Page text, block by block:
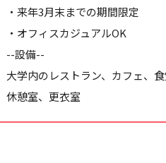
・来年3月末までの期間限定
・オフィスカジュアルOK
--設備--
大学内のレストラン、カフェ、
休憩室、更衣室